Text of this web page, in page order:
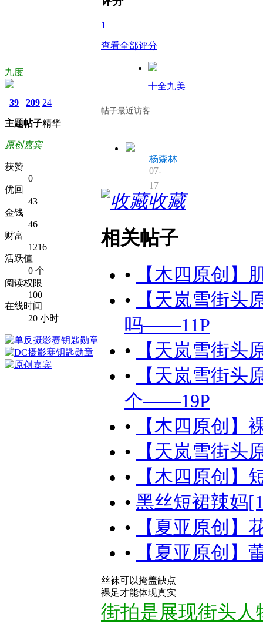
九度
39
主题
209
帖子
24
精华
原创嘉宾
获赞
0
优回
43
金钱
46
财富
1216
活跃值
0 个
阅读权限
100
在线时间
20 小时
1
查看全部评分
十全九美
帖子最近访客
杨森林
07-
17
收藏
相关帖子
•
【木四原创】
•
【天岚雪街头
吗——11P
•
【天岚雪街
•
【天岚雪街头
个——19P
•
【木四原创】
•
【天岚雪街
•
【木四原创】
• 黑丝短裙辣妈
•
【夏亚原创
•
【夏亚原创
丝袜可以掩盖缺点
裸足才能体现真实
街拍是展现街头